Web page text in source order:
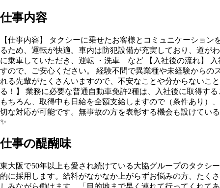
仕事内容
【仕事内容】 タクシーに乗せたお客様とコミュニケーショ
るため、運転が快適。車内は防犯設備が充実しており、道が
に乗車していただき、運転 ・洗車 など 【入社後の流れ】
すので、ご安心ください。 経験不問で異業種や未経験から
れる先輩がたくさんいますので、不安なことや分からないこ
る！】 業務に必要な普通自動車免許2種は、入社後に取得す
もちろん、取得中も日給を全額支給しますので（条件あり）
切な対応が可能です。無事故の方を表彰する機会も設けてい
✨
仕事の醍醐味
東大阪で50年以上も愛され続けている大協グループのタクシ
的に採用します。給料がなかなか上がらずお悩みの方、たく